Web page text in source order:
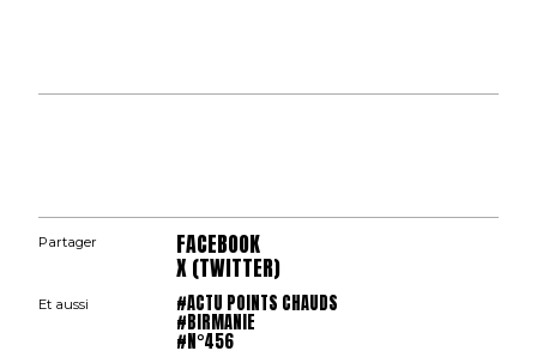
Partager FACEBOOK
X (TWITTER)
Et aussi #ACTU POINTS CHAUDS
#BIRMANIE
#N°456